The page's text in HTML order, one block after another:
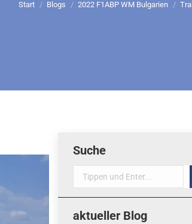
Start Blogs 2022 F1ABP WM Bulgarien
Suche
Suche
aktueller Blog